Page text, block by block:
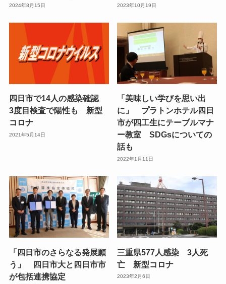
2024年8月15日 2023年10月19日
四日市で14人の感染確認
3度目検査で陽性も 新型
コロナ
2021年5月14日
「美味しい学びを思い出
に」 プラトンホテル四日
市が四工生にテーブルマナ
ー教室 SDGsについての
話も
2022年1月11日
「四日市のさらなる発展願
う」 四日市大と四日市市
が包括連携協定
三重県577人感染 3人死
亡 新型コロナ
2023年2月6日